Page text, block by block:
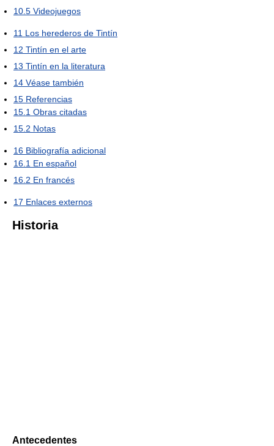
10.5 Videojuegos
11 Los herederos de Tintín
12 Tintín en el arte
13 Tintín en la literatura
14 Véase también
15 Referencias
15.1 Obras citadas
15.2 Notas
16 Bibliografía adicional
16.1 En español
16.2 En francés
17 Enlaces externos
Historia
Antecedentes